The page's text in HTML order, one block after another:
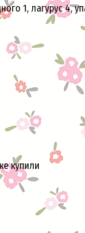
1, лагурус 4,
купили